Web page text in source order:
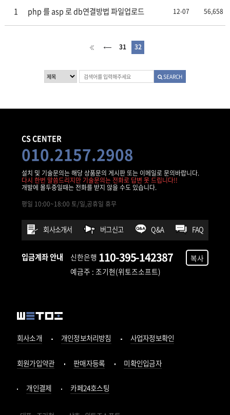
1 php 를 asp 로 db연결방법 파일업로드 12-07 56,658
31 32
SEARCH
CS CENTER
010.2157.2908
설치 및 기술문의는 해당 상품문의 게시판 또는 이메일로 문의바랍니다.
다시 한번 말씀드리지만 기술문의는 전화로 답변 못 드립니다!!
개발에 몰두중일때는 전화를 받지 않을 수도 있습니다.
평일 10:00~18:00 토/일,공휴일 휴무
회사소개서 버그신고 Q&A FAQ
입금계좌 안내 신한은행 110-395-142387
복사
예금주 : 조기현(위토즈소프트)
회사소개 개인정보처리방침 사업자정보확인
회원가입약관 판매자등록 미확인입금자
개인결제 카페24호스팅